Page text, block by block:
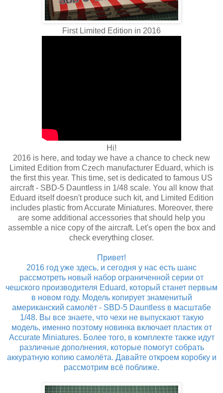
First Limited Edition in 2016
Hi!
2016 is here, and today we have a chance to check new
Limited Edition from Czech manufacturer Eduard, which is
the first this year. This time, set is dedicated to famous US
aircraft - SBD-5 Dauntless in 1/48 scale. You all know that
Eduard itself doesn't produce such kit, and Limited Edition
includes plastic from Accurate Miniatures. Moreover, there
are some additional accessories that should help you
assemble a nice copy of the aircraft. Let's open the box and
check everything closer.
Привет!
2016 год уже здесь, и сегодня у нас есть шанс
рассмотреть новый набор ограниченной серии от
чешского производителя Eduard, который станет первым
в новом году. Модель копирует знаменитый
американский самолёт - SBD-5 Dauntless в масштабе
1/48. Вы все знаете, что чехи не выпускают такую
модель, именно поэтому новинка включает пластик от
Accurate Miniatures. Более того, в комплекте также идут
различные дополнения, которые помогут собрать
аккуратную копию самолёта. Давайте откроем коробку и
рассмотрим всё поближе.